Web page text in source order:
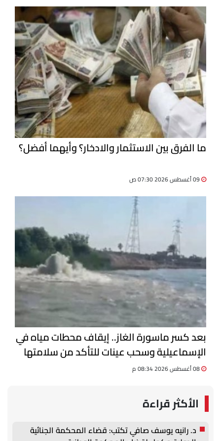
ما الفرق بين الاستثمار والادخار؟ وأيهما أفضل؟
بعد كسر ماسورة الغاز.. إيقاف محطات مياه في
الإسماعيلية وسحب عينات للتأكد من سلامتها
الأكثر قراءة
د. رانيه يوسف صافي تكتب: قضاء المحكمة الجنائية